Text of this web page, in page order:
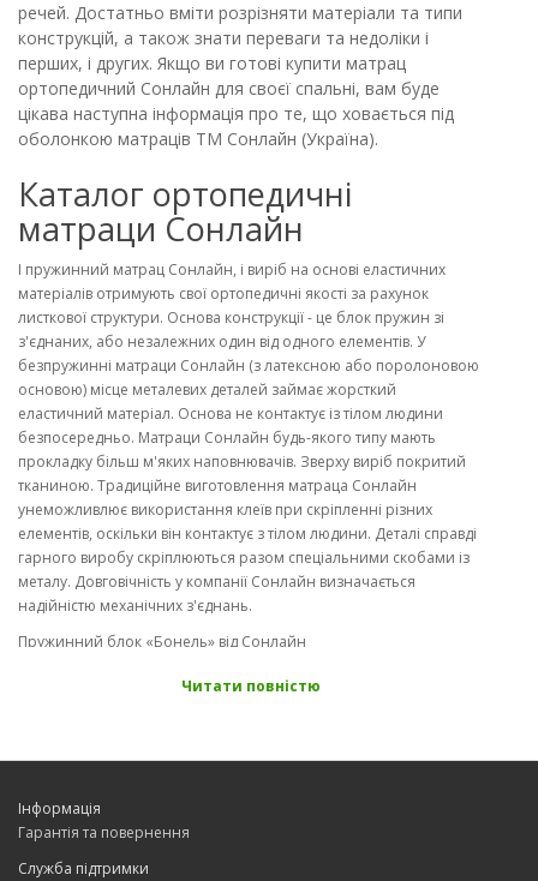
речей. Достатньо вміти розрізняти матеріали та типи
конструкцій, а також знати переваги та недоліки і
перших, і других. Якщо ви готові купити матрац
ортопедичний Сонлайн для своєї спальні, вам буде
цікава наступна інформація про те, що ховається під
оболонкою матраців ТМ Сонлайн (Україна).
Каталог ортопедичні
матраци Сонлайн
І пружинний матрац Сонлайн, і виріб на основі еластичних
матеріалів отримують свої ортопедичні якості за рахунок
листкової структури. Основа конструкції - це блок пружин зі
з'єднаних, або незалежних один від одного елементів. У
безпружинні матраци Сонлайн (з латексною або поролоновою
основою) місце металевих деталей займає жорсткий
еластичний матеріал. Основа не контактує із тілом людини
безпосередньо. Матраци Сонлайн будь-якого типу мають
прокладку більш м'яких наповнювачів. Зверху виріб покритий
тканиною. Традиційне виготовлення матраца Сонлайн
унеможливлює використання клеїв при скріпленні різних
елементів, оскільки він контактує з тілом людини. Деталі справді
гарного виробу скріплюються разом спеціальними скобами із
металу. Довговічність у компанії Сонлайн визначається
надійністю механічних з'єднань.
Пружинний блок «Бонель» від Сонлайн
пружинним блоком Сонлайн. Така конструкція вважається
купити ортопедичний матрац для всіх членів сім'ї з конструкцією
використовуються пружини специфічної форми (з поступовим
зменшенням радіусу кожного витка у напрямку до середини
пружини). Елементи такої форми краще реагують на зіткнення з
Читати повністю
Інформація
Гарантія та повернення
Служба підтримки